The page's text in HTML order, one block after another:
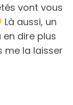
vont vous
Là aussi, un
dire plus
me la laisser